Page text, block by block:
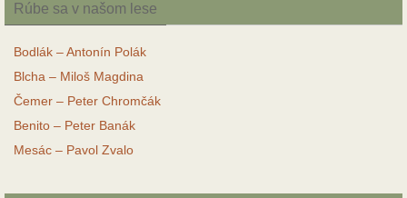
Rúbe sa v našom lese
Bodlák – Antonín Polák
Blcha – Miloš Magdina
Čemer – Peter Chromčák
Benito – Peter Banák
Mesác – Pavol Zvalo